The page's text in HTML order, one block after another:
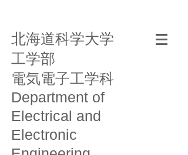
北海道科学大学
工学部
電気電子工学科
Department of
Electrical and
Electronic